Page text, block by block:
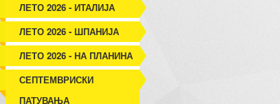
ЛЕТО 2026 - ИТАЛИЈА
ЛЕТО 2026 - ШПАНИЈА
ЛЕТО 2026 - НА ПЛАНИНА
СЕПТЕМВРИСКИ
ПАТУВАЊА